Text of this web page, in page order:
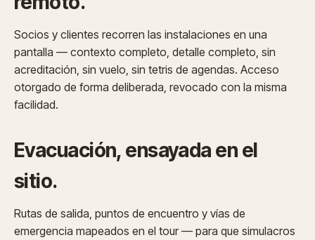
Socios y clientes recorren las instalaciones en una
pantalla — contexto completo, detalle completo, sin
acreditación, sin vuelo, sin tetris de agendas. Acceso
otorgado de forma deliberada, revocado con la misma
facilidad.
Evacuación, ensayada en el
sitio.
Rutas de salida, puntos de encuentro y vías de
emergencia mapeados en el tour — para que simulacros